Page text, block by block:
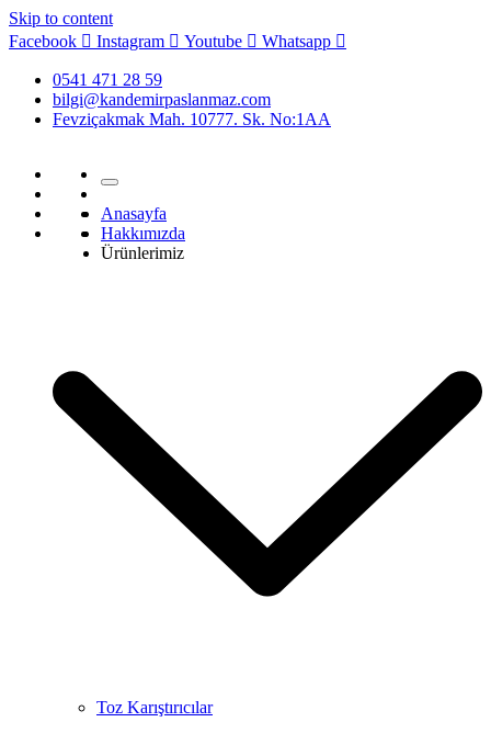
Skip to content
Facebook
Instagram Youtube Whatsapp
0541 471 28 59
bilgi@kandemirpaslanmaz.com
Fevziçakmak Mah. 10777. Sk. No:1AA
Anasayfa
Hakkımızda
Ürünlerimiz
Toz Karıştırıcılar